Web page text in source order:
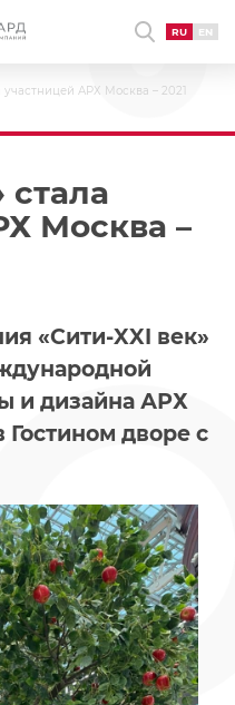
RU EN
участницей АРХ Москва – 2021
стала
Москва –
«Сити-XXI век»
и дизайна АРХ
дворе с